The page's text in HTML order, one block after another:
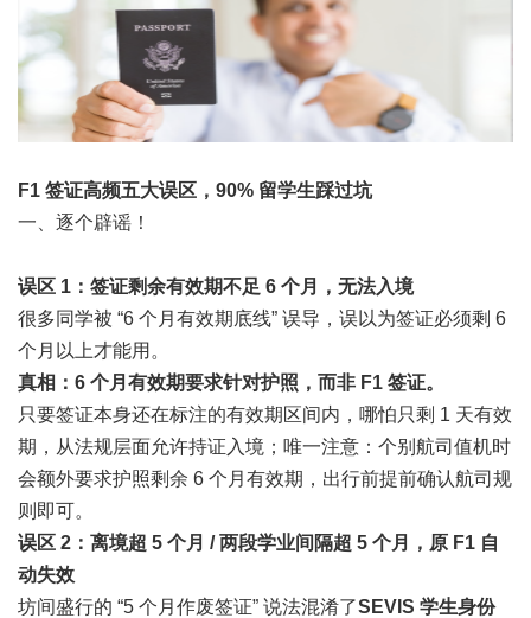
F1 签证高频五大误区，90% 留学生踩过坑
一、逐个辟谣！
误区 1：签证剩余有效期不足 6 个月，无法入境
很多同学被 “6 个月有效期底线” 误导，误以为签证必须剩 6
个月以上才能用。
真相：6 个月有效期要求针对护照，而非 F1 签证。
只要签证本身还在标注的有效期区间内，哪怕只剩 1 天有效
期，从法规层面允许持证入境；唯一注意：个别航司值机时
会额外要求护照剩余 6 个月有效期，出行前提前确认航司规
则即可。
误区 2：离境超 5 个月 / 两段学业间隔超 5 个月，原 F1 自
动失效
坊间盛行的 “5 个月作废签证” 说法混淆了SEVIS 学生身份